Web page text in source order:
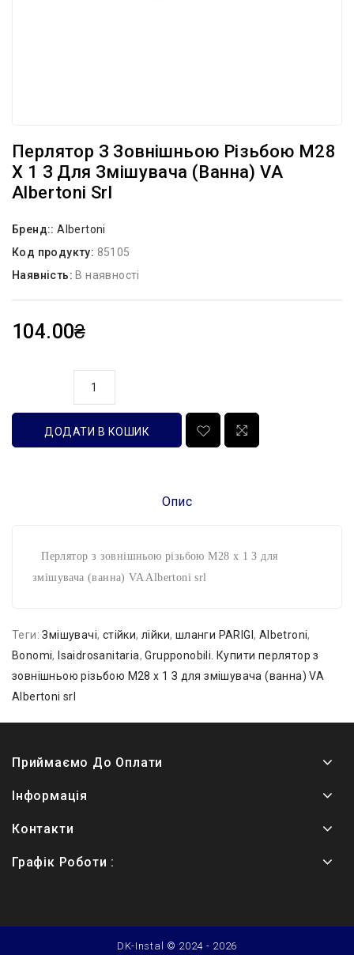
Перлятор З Зовнішньою Різьбою М28
Х 1 З Для Змішувача (ванна) VA
Albertoni Srl
Бренд::Albertoni
Код продукту: 85105
Наявність: В наявності
104.00₴
ДОДАТИ В КОШИК
Опис
Перлятор з зовнішньою різьбою М28 х 1 З для
змішувача (ванна) VA Albertoni srl
Теги:Змішувачі, стійки,лійки, шланги PARIGI, Albetroni,
Bonomi, Isaidrosanitaria,Grupponobili. Купити перлятор з
зовнішньою різьбою М28 х 1 З для змішувача (ванна) VA
Albertoni srl
Приймаємо До Оплати
Інформація
Контакти
Графік Роботи :
DK-Instal © 2024 - 2026